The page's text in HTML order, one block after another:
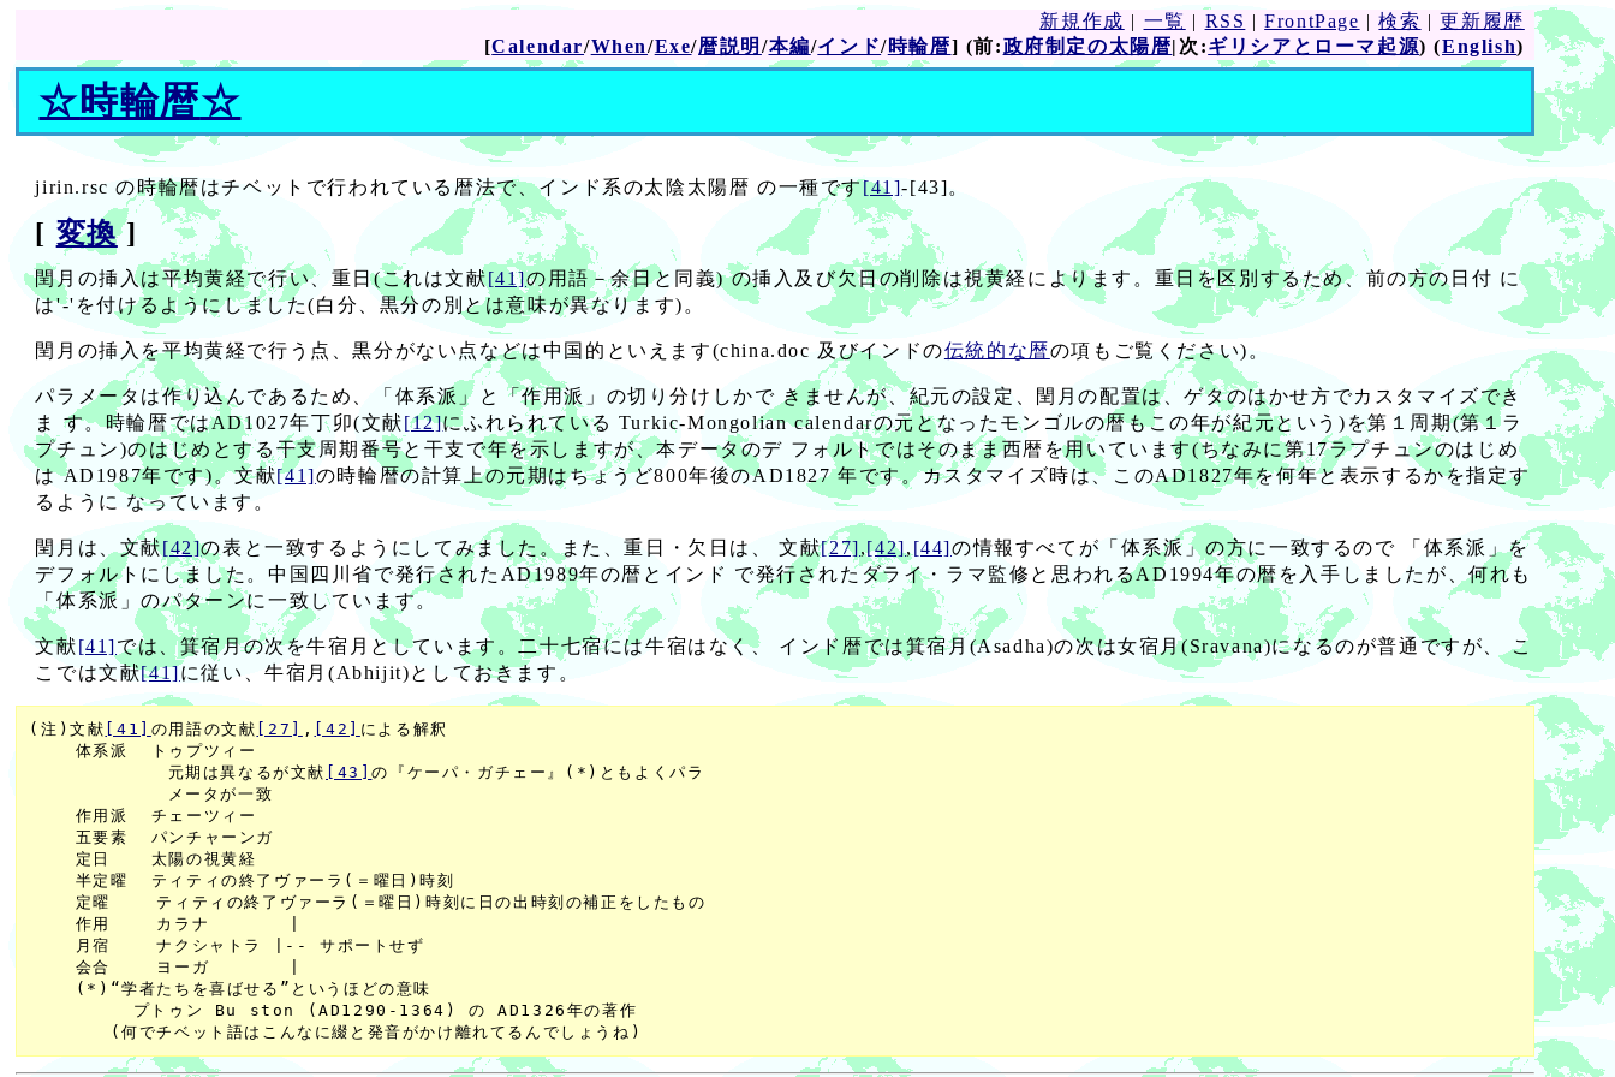
新規作成 | 一覧 | RSS |FrontPage |検索 |更新履歴
[Calendar/When/Exe/暦説明 /本編/インド/時輪暦] (前:政府制定の太陽暦|次:ギリシアとローマ起源) (English)
☆時輪暦☆
jirin.rsc の時輪暦はチベットで行われている暦法で、インド系の太陰太陽暦 の一種です[41]-[43]。
[ 変換]
閏月の挿入は平均黄経で行い、重日(これは文献[41]の用語－余日と同義) の挿入及び欠日の削除は視黄経によります。重日を区別するため、前の方の日付 に
は'-'を付けるようにしました(白分、黒分の別とは意味が異なります)。
閏月の挿入を平均黄経で行う点、黒分がない点などは中国的といえます(china.doc 及びインドの伝統的な暦の項もご覧ください)。
パラメータは作り込んであるため、「体系派」と「作用派」の切り分けしかで きませんが、紀元の設定、閏月の配置は、ゲタのはかせ方でカスタマイズでき
ま す。時輪暦ではAD1027年丁卯(文献[12]にふれられている Turkic-Mongolian calendarの元となったモンゴルの暦もこの年が紀元という)を第１周期(第１ラ
プチュン)のはじめとする干支周期番号と干支で年を示しますが、本データのデ フォルトではそのまま西暦を用いています(ちなみに第17ラプチュンのはじめ
は AD1987年です)。文献[41]の時輪暦の計算上の元期はちょうど800年後のAD1827 年です。カスタマイズ時は、このAD1827年を何年と表示するかを指定す
るように なっています。
閏月は、文献[42]の表と一致するようにしてみました。また、重日・欠日は、 文献[27],[42], [44]の情報すべてが「体系派」の方に一致するので 「体系派」を
デフォルトにしました。中国四川省で発行されたAD1989年の暦とインド で発行されたダライ・ラマ監修と思われるAD1994年の暦を入手しましたが、何れも
「体系派」のパターンに一致しています。
文献[41]では、箕宿月の次を牛宿月としています。二十七宿には牛宿はなく、 インド暦では箕宿月(Asadha)の次は女宿月(Sravana)になるのが普通ですが、 こ
こでは文献[41]に従い、牛宿月(Abhijit)としておきます。
(注)文献 [41] の用語の文献 [27] , [42] による解釈
    体系派  トゥプツィー
            元期は異なるが文献
[43]の『ケーパ・ガチェー』(*)ともよくパラ
            メータが一致
    作用派  チェーツィー
    五要素  パンチャーンガ
    定日　  太陽の視黄経
    半定曜  ティティの終了ヴァーラ(＝曜日)時刻
    定曜    ティティの終了ヴァーラ(＝曜日)時刻に日の出時刻の補正をしたもの
    作用    カラナ       |
    月宿    ナクシャトラ |-- サポートせず
    会合    ヨーガ       |
    (*)“学者たちを喜ばせる”というほどの意味
         プトゥン Bu ston (AD1290-1364) の AD1326年の著作